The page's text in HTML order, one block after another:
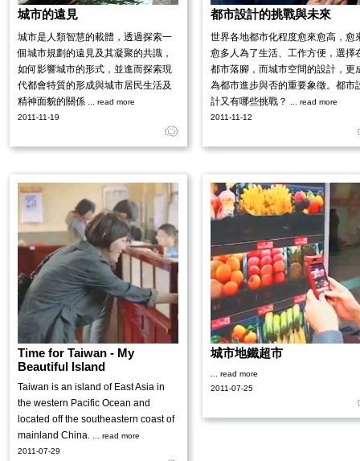
城市的遠見
城市是人類智慧的載體，透過探索一
個城市規劃的遠見及其凝聚的共識，
如何影響城市的形式，並進而探索現
代都會特質的形成與城市居民生活及
精神面貌的關係
... read more
2011-11-19
都市設計的挑戰與未來
世界各地都市化程度愈來愈高，愈
愈多人為了生活、工作方便，選擇
都市落腳，而城市空間的設計，更
為都市進步與否的重要象徵。都市
計又有哪些挑戰？
... read more
2011-11-12
Time for Taiwan - My
Beautiful Island
Taiwan is an island of East Asia in
the western Pacific Ocean and
located off the southeastern coast of
mainland China.
... read more
2011-07-29
城市地鐵超市
... read more
2011-07-25